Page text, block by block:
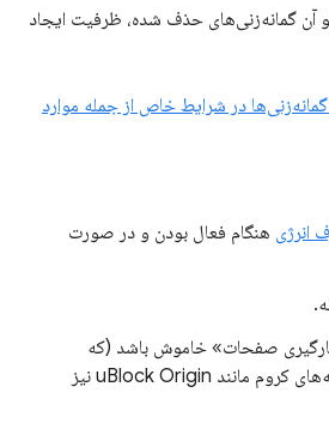
آن گمانه‌زنی‌های حذف شده، ظرفیت ایجاد
گمانه‌زنی‌ها در شرایط خاص از جمله موارد
انرژی هنگام فعال بودن و در صورت
صفحات» خاموش باشد (که
صراحتاً توسط افزونه‌های کروم مانند uBlock Origin نیز